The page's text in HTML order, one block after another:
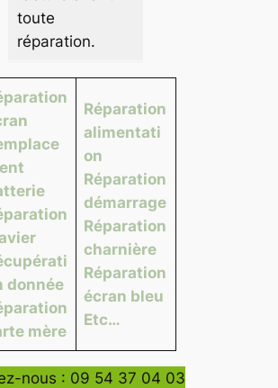
toute
réparation.
donnée
mère
Réparation
alimentati
on
Réparation
démarrage
Réparation
charnière
Réparation
écran bleu
Etc…
nous : 09 54 37 04 03